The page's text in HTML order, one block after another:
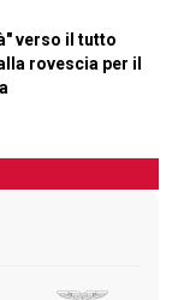
verso il tutto
rovescia per il